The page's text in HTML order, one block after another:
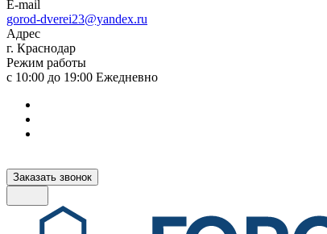
E-mail
gorod-dverei23@yandex.ru
Адрес
г. Краснодар
Режим работы
с 10:00 до 19:00 Ежедневно
Заказать звонок